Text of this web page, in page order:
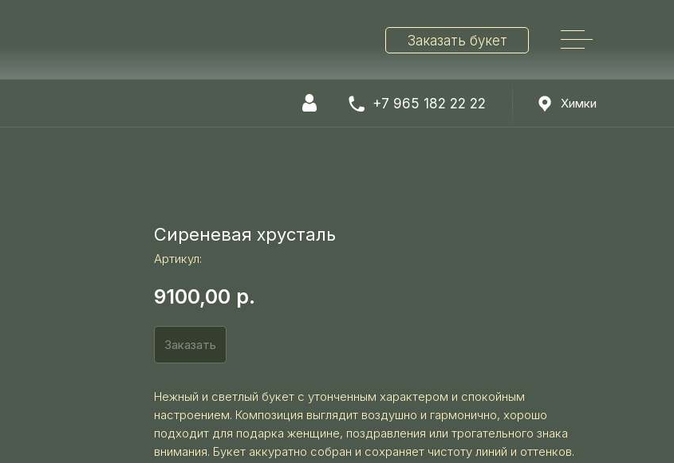
Заказать букет
+7 965 182 22 22 Химки
Сиреневая хрусталь
Артикул:
9100,00 р.
Заказать
Нежный и светлый букет с утонченным характером и спокойным
настроением. Композиция выглядит воздушно и гармонично, хорошо
подходит для подарка женщине, поздравления или трогательного знака
внимания. Букет аккуратно собран и сохраняет чистоту линий и оттенков.